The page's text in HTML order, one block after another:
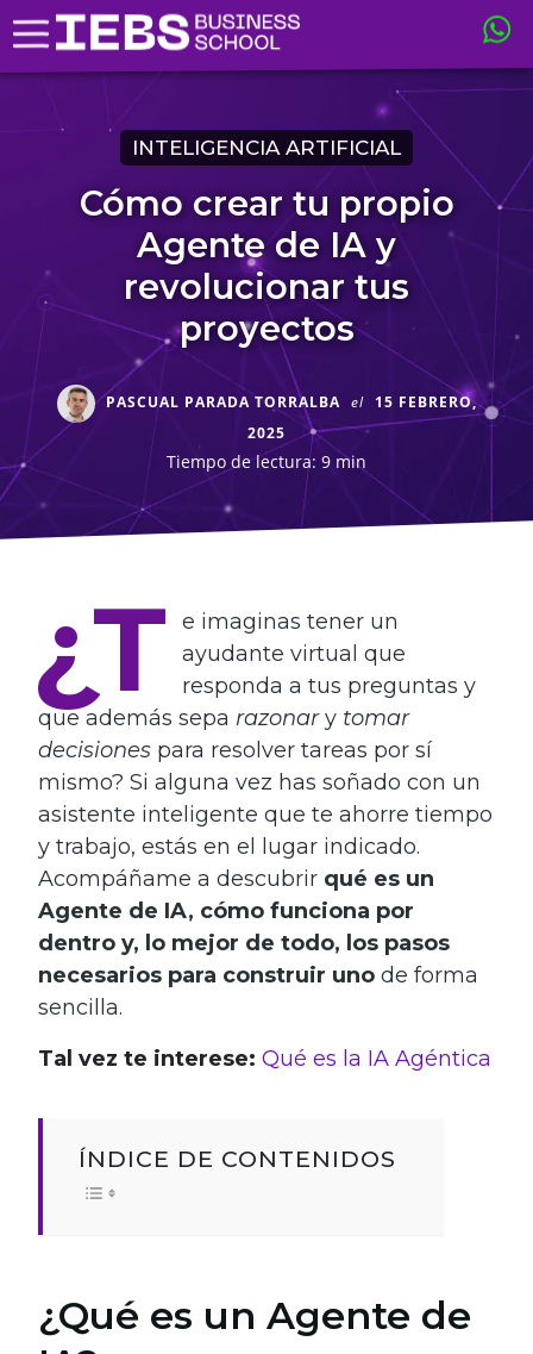
INTELIGENCIA ARTIFICIAL
Cómo crear tu propio
Agente de IA y
revolucionar tus
proyectos
PASCUAL PARADA TORRALBA el
15 FEBRERO,
2025
Tiempo de lectura: 9 min
¿T
e imaginas tener un
ayudante virtual que
responda a tus preguntas y
que además sepa razonary tomar
decisiones para resolver tareas por sí
mismo? Si alguna vez has soñado con un
asistente inteligente que te ahorre tiempo
y trabajo, estás en el lugar indicado.
Acompáñame a descubrir qué es un
Agente de IA, cómo funciona por
dentro y, lo mejor de todo, los pasos
necesarios para construir uno de forma
sencilla.
Tal vez te interese: Qué es la IA Agéntica
ÍNDICE DE CONTENIDOS
¿Qué es un Agente de